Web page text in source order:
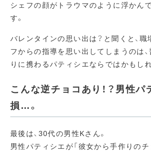
シェフの顔がトラウマのように浮かん
す。
バレンタインの思い出は？と聞くと、職
フからの指導を思い出してしまうのは
りに携わるパティシエならではかもしれ
こんな逆チョコあり！？男性パ
損…。
最後は、30代の男性Kさん。
男性パティシエが「彼女から手作りの